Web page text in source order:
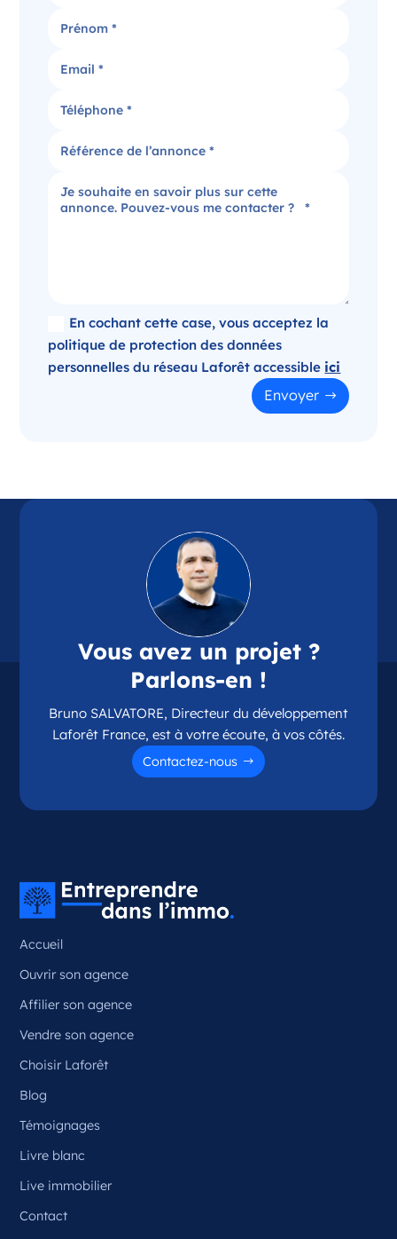
Plus d'infos
Candidater
Agence immobilière dans le Puy-de-Dôme
France
Opportunité d’ouverture à Panazol
Opportunité d’ouverture à Chamalières
Chamalières Auvergne-Rhône-Alpes
France
: 63075
Plus d'infos
Candidater
France
Référence: 87050
Plus d'infos
Candidater
Opportunité d’ouverture à Ceyrat
Référence
Plus d'infos
Candidater
En cochant cette case, vous acceptez la
politique de protection des données
personnelles du réseau Laforêt accessible ici
Envoyer
Vous avez un projet ?
Parlons-en !
Bruno SALVATORE, Directeur du développement
Laforêt France, est à votre écoute, à vos côtés.
Contactez-nous
Accueil
Ouvrir son agence
Affilier son agence
Vendre son agence
Choisir Laforêt
Blog
Témoignages
Livre blanc
Live immobilier
Contact